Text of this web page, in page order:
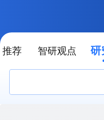
推荐 智研观点 研